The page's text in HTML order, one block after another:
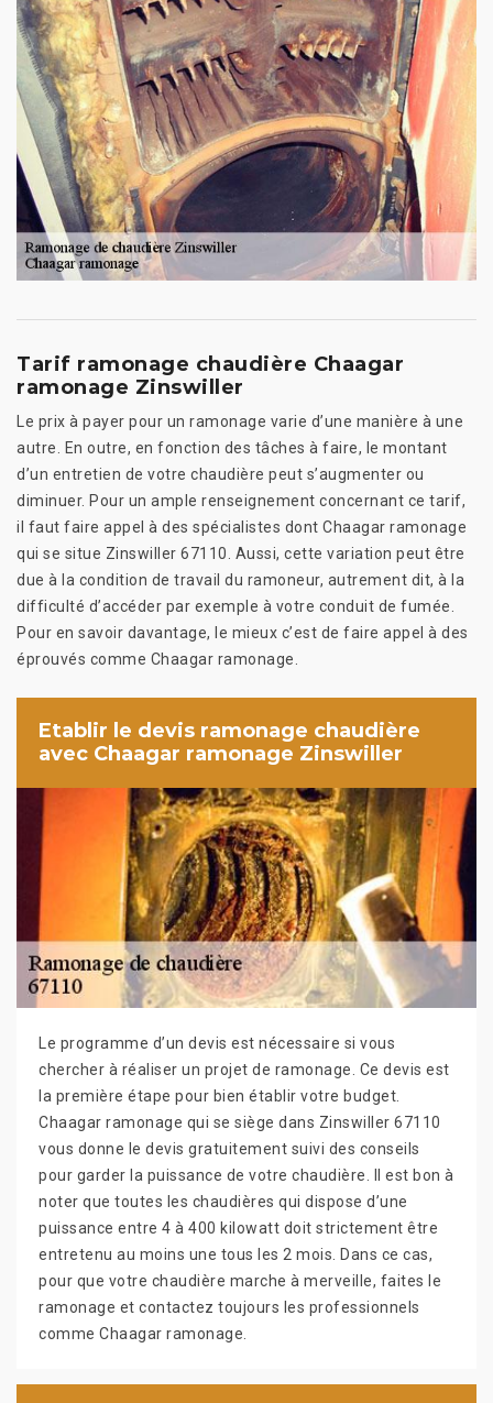
Tarif ramonage chaudière Chaagar
ramonage Zinswiller
Le prix à payer pour un ramonage varie d’une manière à une
autre. En outre, en fonction des tâches à faire, le montant
d’un entretien de votre chaudière peut s’augmenter ou
diminuer. Pour un ample renseignement concernant ce tarif,
il faut faire appel à des spécialistes dont Chaagar ramonage
qui se situe Zinswiller 67110. Aussi, cette variation peut être
due à la condition de travail du ramoneur, autrement dit, à la
difficulté d’accéder par exemple à votre conduit de fumée.
Pour en savoir davantage, le mieux c’est de faire appel à des
éprouvés comme Chaagar ramonage.
Etablir le devis ramonage chaudière
avec Chaagar ramonage Zinswiller
Le programme d’un devis est nécessaire si vous
chercher à réaliser un projet de ramonage. Ce devis est
la première étape pour bien établir votre budget.
Chaagar ramonage qui se siège dans Zinswiller 67110
vous donne le devis gratuitement suivi des conseils
pour garder la puissance de votre chaudière. Il est bon à
noter que toutes les chaudières qui dispose d’une
puissance entre 4 à 400 kilowatt doit strictement être
entretenu au moins une tous les 2 mois. Dans ce cas,
pour que votre chaudière marche à merveille, faites le
ramonage et contactez toujours les professionnels
comme Chaagar ramonage.